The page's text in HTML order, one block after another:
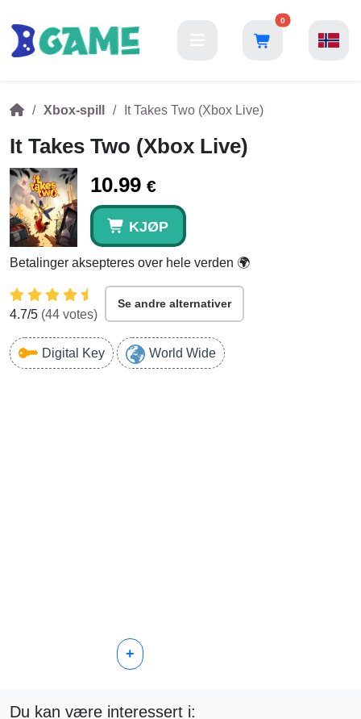
0
Xbox-spill It Takes Two (Xbox Live)
It Takes Two (Xbox Live)
10.99 €
KJØP
Betalinger aksepteres over hele verden 🌍
4.7/5 (44 votes)
Se andre alternativer
Digital Key World Wide
+
Du kan være interessert i: